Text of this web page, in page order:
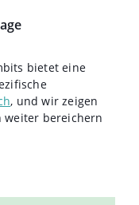
bietet eine
, und wir zeigen
weiter bereichern